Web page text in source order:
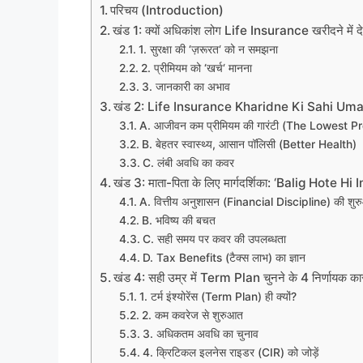
y
Li
n
k
e
b
o
o
k
s
A
p
p
gr
a
m
st dI e
er
परिचय (Introduction)
खंड 1: क्यों अधिकांश लोग Life Insurance खरीदने में
1. सुरक्षा की ‘ज़रूरत‘ को न समझना
2. प्रीमियम को ‘खर्च‘ मानना
3. जानकारी का अभाव
खंड 2: Life Insurance Kharidne Ki Sahi
A. आजीवन कम प्रीमियम की गारंटी (The Lowest
B. बेहतर स्वास्थ्य, आसान पॉलिसी (Better Health)
C. लंबी अवधि का कवर
खंड 3: माता-पिता के लिए मार्गदर्शिका: ‘Balig Hote
A. वित्तीय अनुशासन (Financial Discipline) की
B. भविष्य की बचत
C. सही समय पर कवर की उपलब्धता
D. Tax Benefits (टैक्स लाभ) का ज्ञान
खंड 4: सही उम्र में Term Plan चुनने के 4 निर्णायक
1. टर्म इंश्योरेंस (Term Plan) ही क्यों?
2. कम कवरेज से शुरुआत
3. अधिकतम अवधि का चुनाव
4. क्रिटिकल इलनेस राइडर (CIR) को जोड़ें